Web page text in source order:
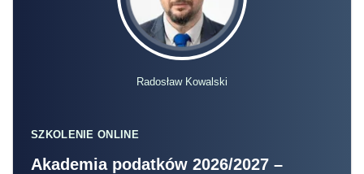
Radosław Kowalski
SZKOLENIE ONLINE
Akademia podatków 2026/2027 –